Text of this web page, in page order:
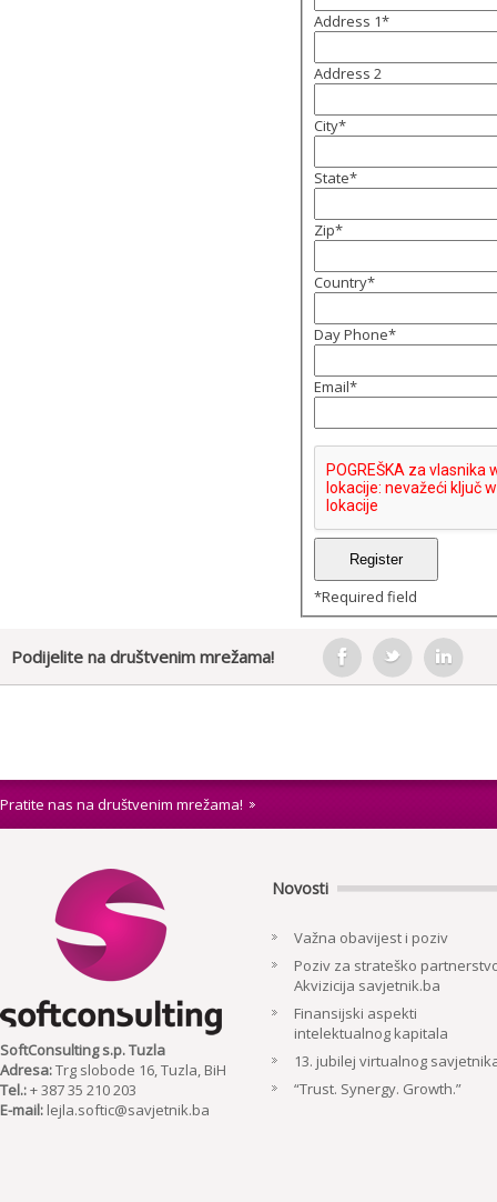
Address 1*
Address 2
City*
State*
Zip*
Country*
Day Phone*
Email*
*Required field
Podijelite na društvenim mrežama!
Pratite nas na društvenim mrežama!
SoftConsulting s.p. Tuzla
Adresa:Trg slobode 16, Tuzla, BiH
Tel.:+ 387 35 210 203
E-mail: lejla.softic@savjetnik.ba
Novosti
Važna obavijest i poziv
Poziv za strateško
Akvizicija savjetnik.ba
Finansijski aspekti
intelektualnog kapitala
13. jubilej virtualnog
“Trust. Synergy. Growth.”